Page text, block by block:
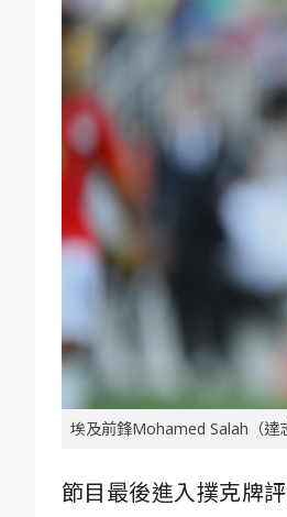
埃及前鋒Mohamed Salah（達
節目最後進入撲克牌